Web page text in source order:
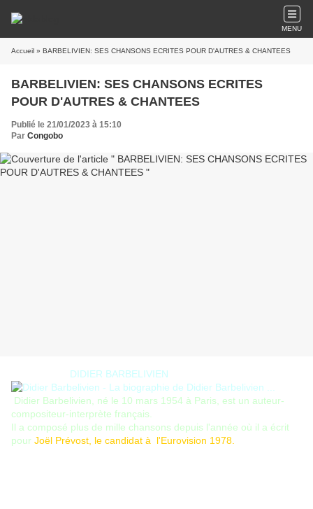
MENU
Accueil » BARBELIVIEN: SES CHANSONS ECRITES POUR D'AUTRES & CHANTEES
BARBELIVIEN: SES CHANSONS ECRITES
POUR D'AUTRES & CHANTEES
Publié le 21/01/2023 à 15:10
Par Congobo
DIDIER BARBELIVIEN
Didier Barbelivien, né le 10 mars 1954 à Paris, est un auteur-
compositeur-interprète français.
Il a composé plus de mille chansons depuis l'année où il a écrit
pour Joël Prévost, le candidat à l'Eurovision 1978.